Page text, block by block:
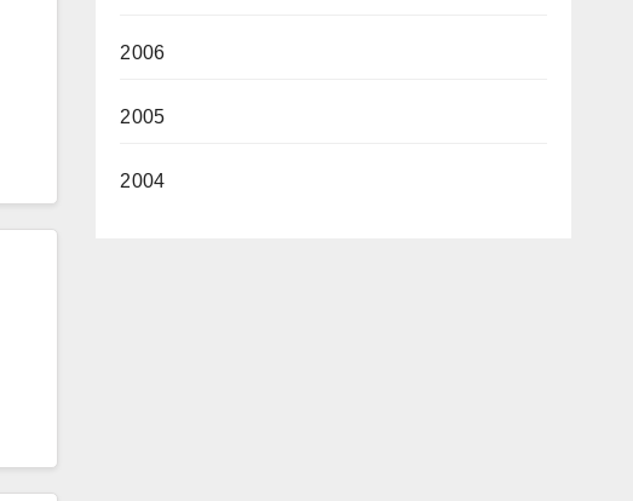
2006
2005
2004